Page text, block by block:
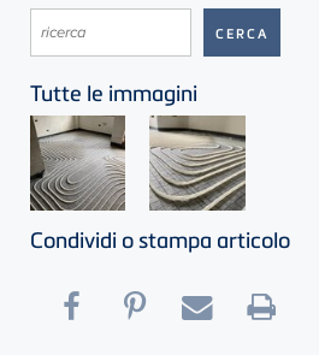
Tutte le immagini
Condividi o stampa articolo